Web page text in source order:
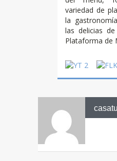
variedad de
la
las delicias
Plataforma de